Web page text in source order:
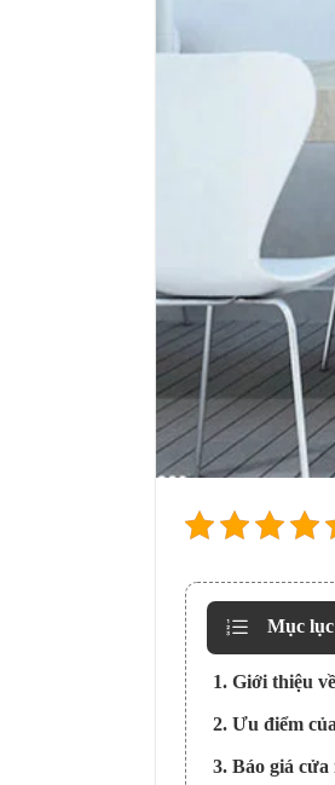
Mục lục
1. Giới thiệu
2. Ưu điểm
3. Báo giá